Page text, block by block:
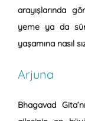
arayışlarında
yeme ya da
yaşamına nasıl
Arjuna
Bhagavad